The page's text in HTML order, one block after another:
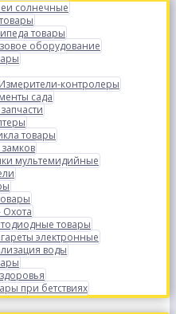
солнечные
товары
оборудование
Измерители-контролеры
сада
товары
мультемидийные
Охота
товары
электронные
воды
при бетствиях